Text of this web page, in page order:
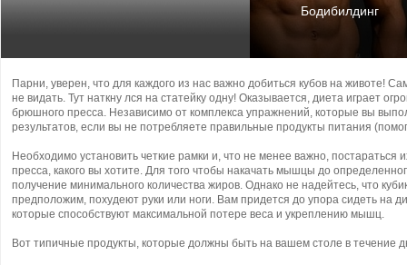
Бодибилдинг
Парни, уверен, что для каждого из нас важно добиться кубов на животе!
не видать. Тут наткну лся на статейку одну! Оказывается, диета играет
брюшного пресса. Независимо от комплекса упражнений, которые вы
результатов, если вы не потребляете правильные продукты питания
Необходимо установить четкие рамки и, что не менее важно, постараться
пресса, какого вы хотите. Для того чтобы накачать мышцы до
получение минимального количества жиров. Однако не надейтесь, что
предположим, похудеют руки или ноги. Вам придется до упора сидеть на
которые способствуют максимальной потере веса и укреплению мышц.
Вот типичные продукты, которые должны быть на вашем столе в течение